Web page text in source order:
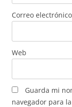
Correo electrónico
Web
Guarda mi
navegador para